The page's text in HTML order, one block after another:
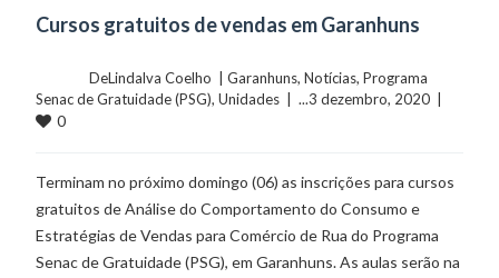
Cursos gratuitos de vendas em Garanhuns
	    	DeLindalva Coelho  |
Garanhuns, Notícias, Programa
Senac de Gratuidade (PSG), Unidades
0
Terminam no próximo domingo (06) as inscrições para cursos
gratuitos de Análise do Comportamento do Consumo e
Estratégias de Vendas para Comércio de Rua do Programa
Senac de Gratuidade (PSG), em Garanhuns. As aulas serão na